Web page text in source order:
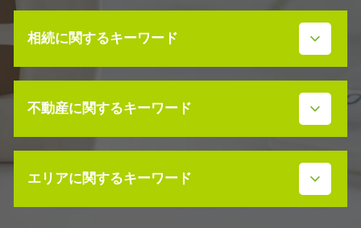
相続に関するキーワード
事業承継 データ
事業承継 代表者借入
事業承継税制 要件
相続放棄 デメリット
不動産に関するキーワード
不動産売買契約 注意点
エリアに関するキーワード